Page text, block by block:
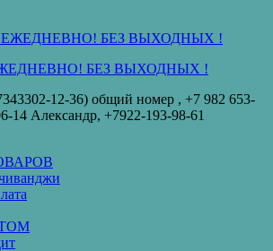
БЕЗ ВЫХОДНЫХ !
12-36) общий номер , ‪+7 982 653-
14 Александр, +7922-193-98-61